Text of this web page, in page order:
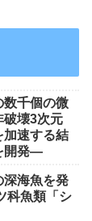
数千個の微
破壊3次元
速する結
開発―
深海魚を発
科魚類「シ